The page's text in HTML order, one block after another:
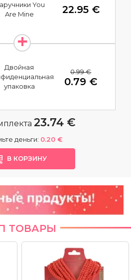
You
Are Mine
22.95 €
Двойная
упаковка
0.99 €
0.79 €
23.74 €
деньги: 0.20 €
В КОРЗИНУ
ТОВАРЫ